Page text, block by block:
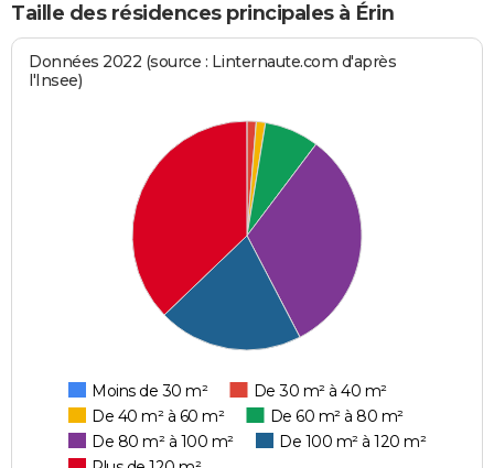
Taille des résidences principales à Érin
Données 2022 (source : Linternaute.com d'après
l'Insee)
Moins de 30 m²
De 30 m² à 40 m²
De 40 m² à 60 m²
De 60 m² à 80 m²
De 80 m² à 100 m²
De 100 m² à 120 m²